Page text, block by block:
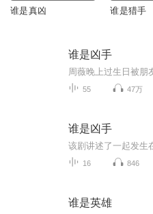
谁是真凶 谁是猎手
谁是凶手
55 47万
谁是凶手
16 846
谁是英雄